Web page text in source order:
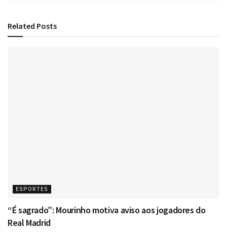
Related Posts
ESPORTES
“É sagrado”: Mourinho motiva aviso aos jogadores do
Real Madrid